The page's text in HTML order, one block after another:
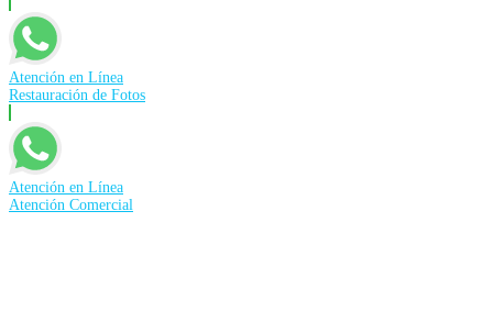
Atención en Línea
Restauración de Fotos
Atención en Línea
Atención Comercial